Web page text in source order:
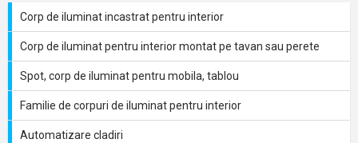
Corp de iluminat incastrat pentru interior
Corp de iluminat pentru interior montat pe tavan sau perete
Spot, corp de iluminat pentru mobila, tablou
Familie de corpuri de iluminat pentru interior
Automatizare cladiri